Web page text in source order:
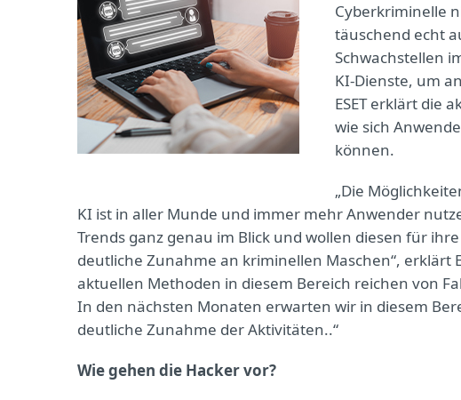
Cyberkriminelle
täuschend echt
Schwachstellen
KI-Dienste, um
ESET erklärt die
wie sich
können.
„Die
KI ist in aller Munde und immer mehr Anwender
Trends ganz genau im Blick und wollen diesen für
deutliche Zunahme an kriminellen Maschen“, erklärt
aktuellen Methoden in diesem Bereich reichen von
In den nächsten Monaten erwarten wir in diesem
deutliche Zunahme der Aktivitäten..“
Wie gehen die Hacker vor?